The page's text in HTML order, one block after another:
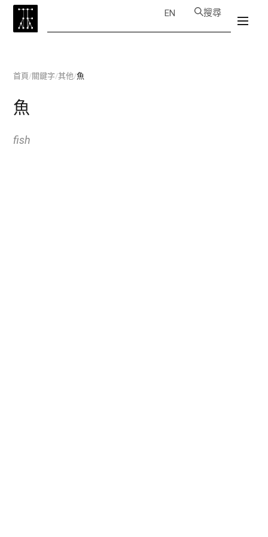
EN 搜尋
首頁/關鍵字/其他/魚
魚
fish